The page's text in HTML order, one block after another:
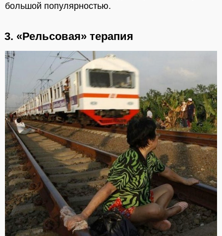
большой популярностью.
3. «Рельсовая» терапия